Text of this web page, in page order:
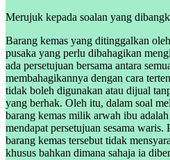
Merujuk kepada soalan yang
Barang kemas yang ditinggalkan
pusaka yang perlu dibahagikan
ada persetujuan bersama antara
membahagikannya dengan cara
tidak boleh digunakan atau dijual
yang berhak. Oleh itu, dalam soal
barang kemas milik arwah ibu
mendapat persetujuan sesama waris.
barang kemas tersebut tidak
khusus bahkan dimana sahaja ia